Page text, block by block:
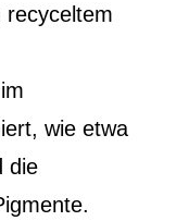
recyceltem
wie etwa
die